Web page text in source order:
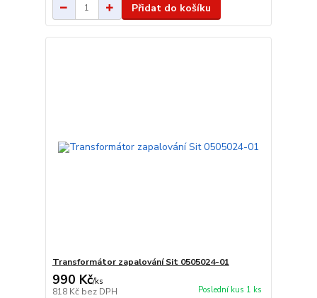
Přidat do košíku
Transformátor zapalování Sit 0505024-01
990 Kč/ks
818 Kč bez DPH Poslední kus 1 ks